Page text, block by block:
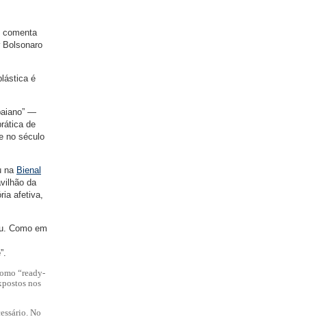
comenta
Bolsonaro
é
—
de
no século
na Bienal
da
afetiva,
Como em
“ready-
nos
No